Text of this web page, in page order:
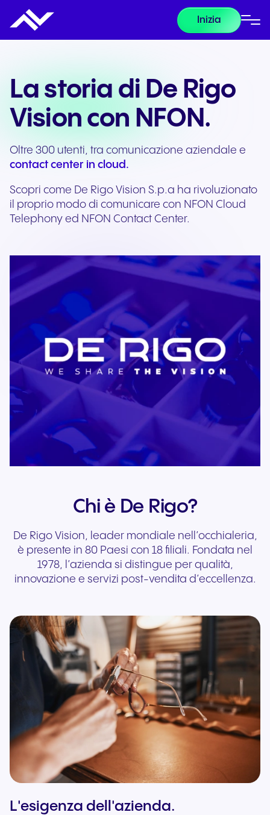
Inizia
La storia di De Rigo
Vision con NFON.
Oltre 300 utenti, tra comunicazione aziendale e
contact center in cloud.
Scopri come De Rigo Vision S.p.a ha rivoluzionato
il proprio modo di comunicare con NFON Cloud
Telephony ed NFON Contact Center.
Chi è De Rigo?
De Rigo Vision, leader mondiale nell’occhialeria,
è presente in 80 Paesi con 18 filiali. Fondata nel
1978, l’azienda si distingue per qualità,
innovazione e servizi post-vendita d’eccellenza.
L'esigenza dell'azienda.